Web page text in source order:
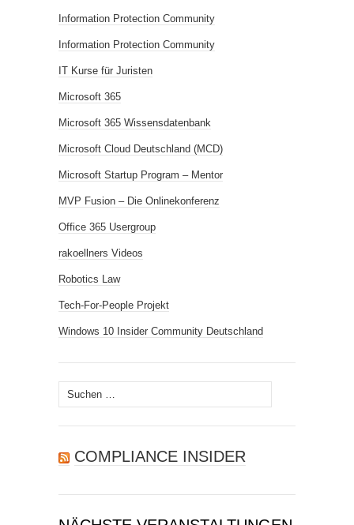
Information Protection Community
Information Protection Community
IT Kurse für Juristen
Microsoft 365
Microsoft 365 Wissensdatenbank
Microsoft Cloud Deutschland (MCD)
Microsoft Startup Program – Mentor
MVP Fusion – Die Onlinekonferenz
Office 365 Usergroup
rakoellners Videos
Robotics Law
Tech-For-People Projekt
Windows 10 Insider Community Deutschland
Suchen
nach:
COMPLIANCE INSIDER